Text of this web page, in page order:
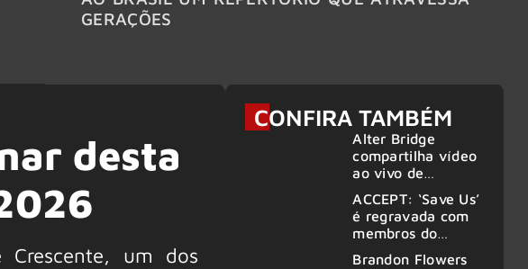
GERAÇÕES
desta
um dos
CONFIRA TAMBÉM
Alter Bridge
compartilha vídeo
ao vivo de
no Rock am Ring
2026
ACCEPT: ‘Save Us’
é regravada com
membros do
GHOST e KORN
Brandon Flowers